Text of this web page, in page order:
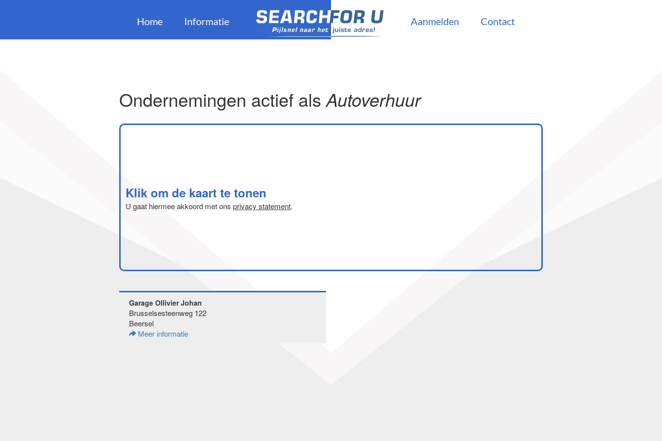
Home Informatie Aanmelden Contact
Ondernemingen actief alsAutoverhuur
Klik om de kaart te tonen
U gaat hiermee akkoord met ons privacy statement.
Garage Ollivier Johan
Brusselsesteenweg 122
Beersel
Meer informatie